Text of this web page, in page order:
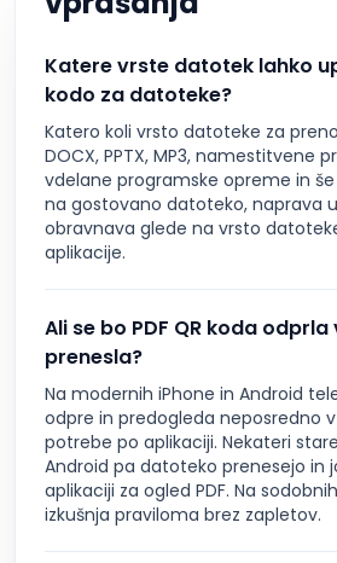
Katere vrste datotek lahko
kodo za datoteke?
Katero koli vrsto datoteke za
DOCX, PPTX, MP3, namestitvene
vdelane programske opreme in še
na gostovano datoteko, naprava
obravnava glede na vrsto
aplikacije.
Ali se bo PDF QR koda
prenesla?
Na modernih iPhone in Android
odpre in predogleda neposredno
potrebe po aplikaciji. Nekateri
Android pa datoteko prenesejo in
aplikaciji za ogled PDF. Na
izkušnja praviloma brez zapletov.